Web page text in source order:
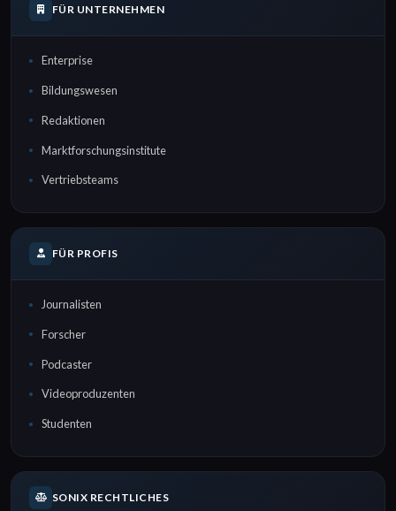
FÜR UNTERNEHMEN
Enterprise
Bildungswesen
Redaktionen
Marktforschungsinstitute
Vertriebsteams
FÜR PROFIS
Journalisten
Forscher
Podcaster
Videoproduzenten
Studenten
SONIX RECHTLICHES